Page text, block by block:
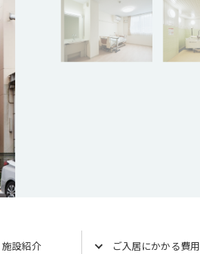
施設紹介 ご入居にかかる費用